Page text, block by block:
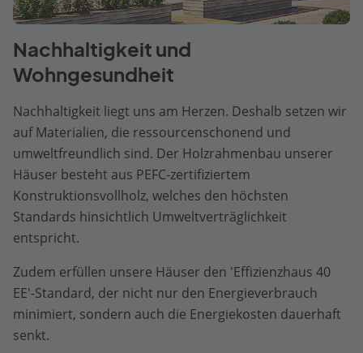
Nachhaltigkeit und
Wohngesundheit
Nachhaltigkeit liegt uns am Herzen. Deshalb setzen wir
auf Materialien, die ressourcenschonend und
umweltfreundlich sind. Der Holzrahmenbau unserer
Häuser besteht aus PEFC-zertifiziertem
Konstruktionsvollholz, welches den höchsten
Standards hinsichtlich Umweltverträglichkeit
entspricht.
Zudem erfüllen unsere Häuser den 'Effizienzhaus 40
EE'-Standard, der nicht nur den Energieverbrauch
minimiert, sondern auch die Energiekosten dauerhaft
senkt.